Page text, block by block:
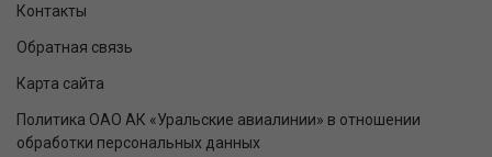
Контакты
Обратная связь
Карта сайта
Политика ОАО АК «Уральские авиалинии» в отношении
обработки персональных данных